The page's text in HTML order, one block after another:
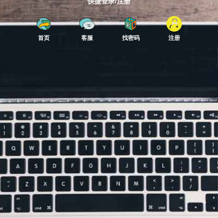
首页 客服 找密码 注册